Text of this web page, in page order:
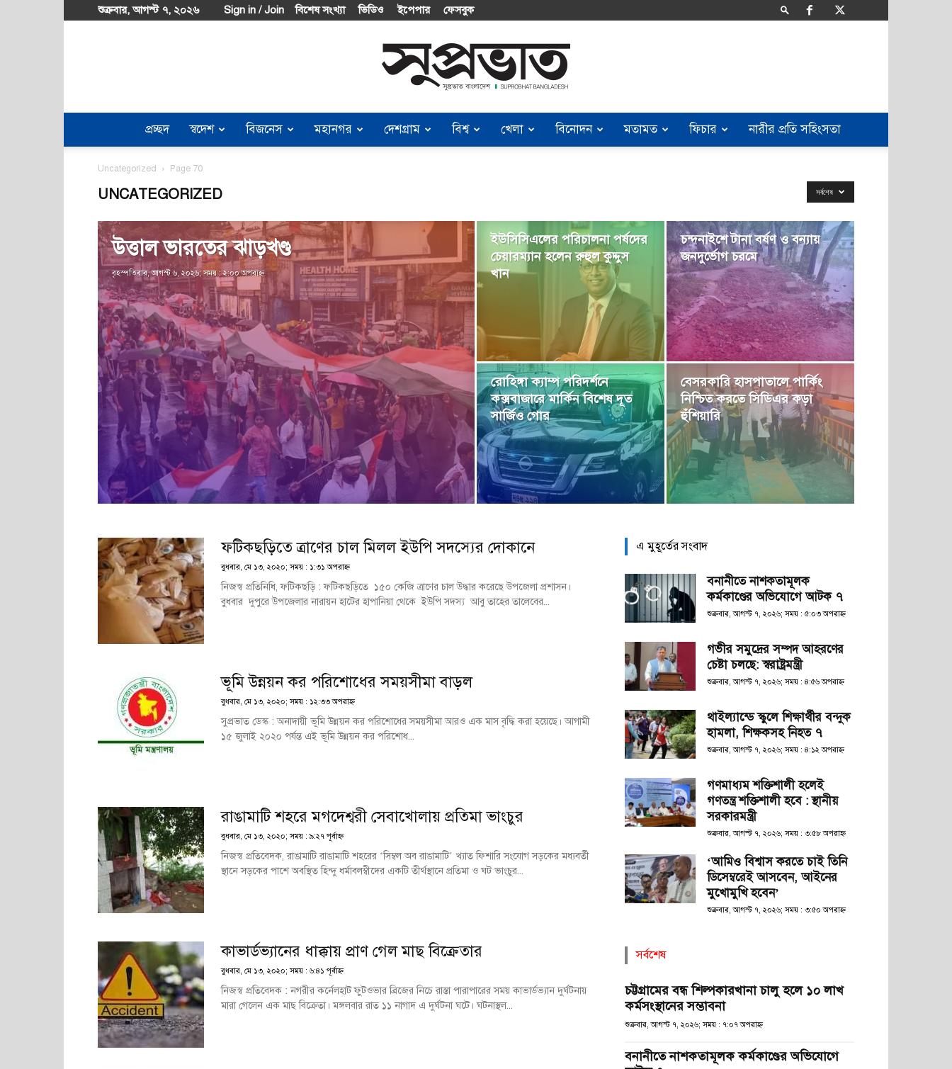
শুক্রবার, আগস্ট ৭, ২০২৬ Sign in / Join বিশেষ সংখ্যা ভিডিও ইপেপার ফেসবুক
Suprobhat
প্রচ্ছদ স্বদেশ বিজনেস মহানগর দেশগ্রাম বিশ্ব খেলা বিনোদন মতামত ফিচার নারীর প্রতি সহিংসতা
Uncategorized Page 70
UNCATEGORIZED সর্বশেষ
উত্তাল ভারতের ঝাড়খণ্ড
বৃহস্পতিবার, আগস্ট ৬, ২০২৬; সময় : ২:০০ অপরাহ্ণ
ইউসিসিএলের পরিচালনা পর্ষদের
চেয়ারম্যান হলেন রুহুল কুদ্দুস
খান
চন্দনাইশে টানা বর্ষণ ও বন্যায়
জনদুর্ভোগ চরমে
রোহিঙ্গা ক্যাম্প পরিদর্শনে
কক্সবাজারে মার্কিন বিশেষ দূত
সার্জিও গোর
বেসরকারি হাসপাতালে পার্কিং
নিশ্চিত করতে সিডিএর কড়া
হুঁশিয়ারি
ফটিকছড়িতে ত্রাণের চাল মিলল ইউপি সদস্যের দোকানে
বুধবার, মে ১৩, ২০২০; সময় : ১:৩১ অপরাহ্ণ
নিজস্ব প্রতিনিধি, ফটিকছড়ি : ফটিকছড়িতে ১৫০ কেজি ত্রাণের চাল উদ্ধার করেছে উপজেলা প্রশাসন।
বুধবার দুপুরে উপজেলার নারায়ন হাটের হাপানিয়া থেকে ইউপি সদস্য আবু তাহের তালেবের...
ভূমি উন্নয়ন কর পরিশোধের সময়সীমা বাড়ল
বুধবার, মে ১৩, ২০২০; সময় : ১২:৩৩ অপরাহ্ণ
সুপ্রভাত ডেস্ক : অনাদায়ী ভূমি উন্নয়ন কর পরিশোধের সময়সীমা আরও এক মাস বৃদ্ধি করা হয়েছে। আগামী
১৫ জুলাই ২০২০ পর্যন্ত এই ভূমি উন্নয়ন কর পরিশোধ...
রাঙামাটি শহরে মগদেশ্বরী সেবাখোলায় প্রতিমা ভাংচুর
বুধবার, মে ১৩, ২০২০; সময় : ৯:২৭ পূর্বাহ্ণ
নিজস্ব প্রতিবেদক, রাঙামাটি রাঙামাটি শহরের ‘সিম্বল অব রাঙামাটি’ খ্যাত ফিশারি সংযোগ সড়কের মধ্যবর্তী
স্থানে সড়কের পাশে অবস্থিত হিন্দু ধর্মাবলম্বীদের একটি তীর্থস্থানে প্রতিমা ও ঘট ভাংচুর...
কাভার্ডভ্যানের ধাক্কায় প্রাণ গেল মাছ বিক্রেতার
বুধবার, মে ১৩, ২০২০; সময় : ৬:৪১ পূর্বাহ্ণ
নিজস্ব প্রতিবেদক : নগরীর কর্নেলহাট ফুটওভার ব্রিজের নিচে রাস্তা পারাপারের সময় কাভার্ডভ্যান দুর্ঘটনায়
মারা গেলেন এক মাছ বিক্রেতা। মঙ্গলবার রাত ১১ নাগাদ এ দুর্ঘটনা ঘটে। ঘটনাস্থল...
এ মুহূর্তের সংবাদ
বনানীতে নাশকতামূলক
কর্মকাণ্ডের অভিযোগে আটক ৭
শুক্রবার, আগস্ট ৭, ২০২৬; সময় : ৫:০৩ অপরাহ্ণ
গভীর সমুদ্রের সম্পদ আহরণের
চেষ্টা চলছে: স্বরাষ্ট্রমন্ত্রী
শুক্রবার, আগস্ট ৭, ২০২৬; সময় : ৪:৫৬ অপরাহ্ণ
থাইল্যান্ডে স্কুলে শিক্ষার্থীর বন্দুক
হামলা, শিক্ষকসহ নিহত ৭
শুক্রবার, আগস্ট ৭, ২০২৬; সময় : ৪:১২ অপরাহ্ণ
গণমাধ্যম শক্তিশালী হলেই
গণতন্ত্র শক্তিশালী হবে : স্থানীয়
সরকারমন্ত্রী
শুক্রবার, আগস্ট ৭, ২০২৬; সময় : ৩:৫৮ অপরাহ্ণ
‘আমিও বিশ্বাস করতে চাই তিনি
ডিসেম্বরেই আসবেন, আইনের
মুখোমুখি হবেন’
শুক্রবার, আগস্ট ৭, ২০২৬; সময় : ৩:৫০ অপরাহ্ণ
সর্বশেষ
চট্টগ্রামের বন্ধ শিল্পকারখানা চালু হলে ১০ লাখ
কর্মসংস্থানের সম্ভাবনা
শুক্রবার, আগস্ট ৭, ২০২৬; সময় : ৭:০৭ অপরাহ্ণ
বনানীতে নাশকতামূলক কর্মকাণ্ডের অভিযোগে